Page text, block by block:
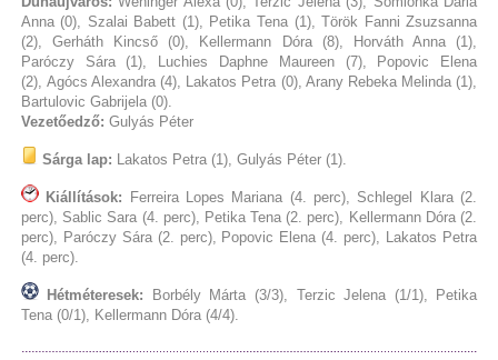
Anna (0), Szalai Babett (1), Petika Tena (1), Török Fanni Zsuzsanna
(2), Gerháth Kincső (0), Kellermann Dóra (8), Horváth Anna (1),
Paróczy Sára (1), Luchies Daphne Maureen (7), Popovic Elena
(2), Agócs Alexandra (4), Lakatos Petra (0), Arany Rebeka Melinda (1),
Bartulovic Gabrijela (0).
Vezetőedző: Gulyás Péter
Sárga lap: Lakatos Petra (1), Gulyás Péter (1).
Kiállítások:
Ferreira Lopes Mariana (4. perc), Schlegel Klara (2.
perc), Sablic Sara (4. perc), Petika Tena (2. perc), Kellermann Dóra (2.
perc), Paróczy Sára (2. perc), Popovic Elena (4. perc), Lakatos Petra
(4. perc).
Hétméteresek: Borbély Márta (3/3), Terzic Jelena (1/1), Petika
Tena (0/1), Kellermann Dóra (4/4).